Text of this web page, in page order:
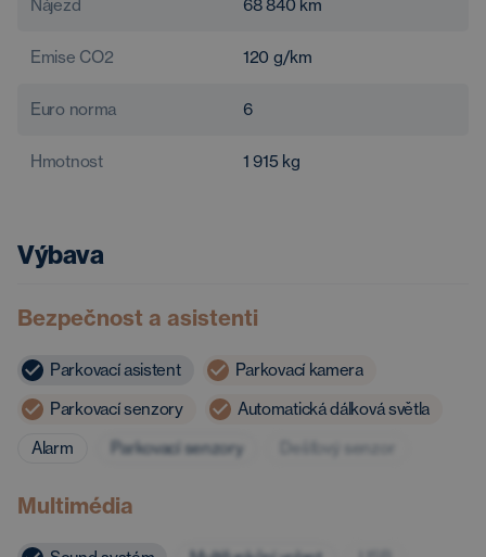
Nájezd 68 840 km
Emise CO2 120 g/km
Euro norma 6
Hmotnost 1 915 kg
Výbava
Bezpečnost a asistenti
Parkovací asistent
Parkovací kamera
Parkovací senzory
Automatická dálková světla
Alarm
Parkovací senzory Dešťový senzor
Multimédia